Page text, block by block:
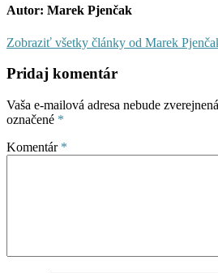
Autor: Marek Pjenčak
Zobraziť všetky články od Marek
Pridaj komentár
Vaša e-mailová adresa nebude
označené *
Komentár *